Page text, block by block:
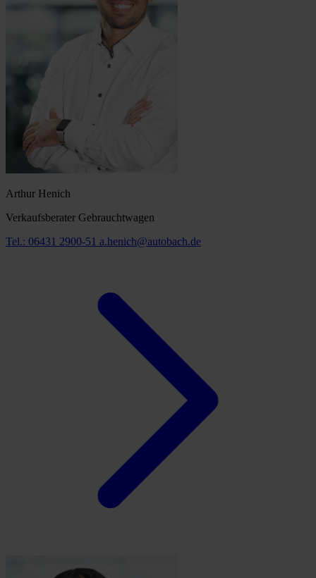
Arthur Henich
Verkaufsberater Gebrauchtwagen
Tel.: 06431 2900-51 a.henich@autobach.de